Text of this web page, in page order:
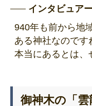
インタビュア
940年も前から地
ある神社なので
本当にあるとは、
御神木の「